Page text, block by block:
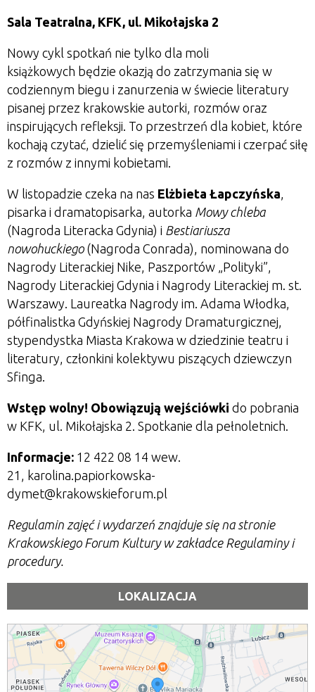
Sala Teatralna, KFK, ul. Mikołajska 2
Nowy cykl spotkań nie tylko dla moli
książkowych będzie okazją do zatrzymania się w
codziennym biegu i zanurzenia w świecie literatury
pisanej przez krakowskie autorki, rozmów oraz
inspirujących refleksji. To przestrzeń dla kobiet, które
kochają czytać, dzielić się przemyśleniami i czerpać siłę
z rozmów z innymi kobietami.
W listopadzie czeka na nas Elżbieta Łapczyńska,
pisarka i dramatopisarka, autorka Mowy chleba
(Nagroda Literacka Gdynia) i Bestiariusza
nowohuckiego(Nagroda Conrada), nominowana do
Nagrody Literackiej Nike, Paszportów „Polityki”,
Nagrody Literackiej Gdynia i Nagrody Literackiej m. st.
Warszawy. Laureatka Nagrody im. Adama Włodka,
półfinalistka Gdyńskiej Nagrody Dramaturgicznej,
stypendystka Miasta Krakowa w dziedzinie teatru i
literatury, członkini kolektywu piszących dziewczyn
Sfinga.
Wstęp wolny! Obowiązują wejściówki do pobrania
w KFK, ul. Mikołajska 2. Spotkanie dla pełnoletnich.
Informacje: 12 422 08 14 wew.
21, karolina.papiorkowska-
dymet@krakowskieforum.pl
Regulamin zajęć i wydarzeń znajduje się na stronie
Krakowskiego Forum Kultury w zakładce Regulaminy i
procedury.
LOKALIZACJA